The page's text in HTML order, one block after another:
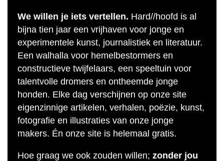
We willen je iets vertellen. Hard//hoofd is al
bijna tien jaar een vrijhaven voor jonge en
experimentele kunst, journalistiek en literatuur.
Een walhalla voor hemelbestormers en
constructieve twijfelaars, een speeltuin voor
talentvolle dromers en ontheemde jonge
honden. Elke dag verschijnen op onze site
eigenzinnige artikelen, verhalen, poëzie, kunst,
fotografie en illustraties van onze jonge
makers. Én onze site is helemaal gratis.
Hoe graag we ook zouden willen; zonder jou